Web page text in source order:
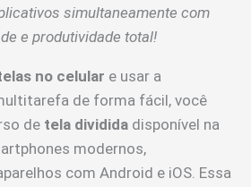
simultaneamente com
e produtividade total!
no celular e usar a
de forma fácil, você
de tela dividida disponível na
modernos,
com Android e iOS. Essa